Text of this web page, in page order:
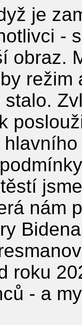
je
-
obraz.
režim
stalo.
nám
roku
- a